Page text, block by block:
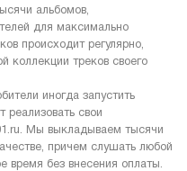
альбомов,
для максимально
происходит регулярно,
коллекции треков своего
иногда запустить
реализовать свои
Мы выкладываем тысячи
причем слушать любой
время без внесения оплаты.